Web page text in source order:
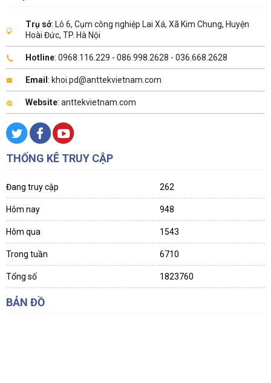
Trụ sở: Lô 6, Cụm công nghiệp Lai Xá, Xã Kim Chung, Huyện
Hoài Đức, TP. Hà Nội
Hotline: 0968.116.229 - 086.998.2628 - 036.668.2628
Email : khoi.pd@anttekvietnam.com
Website: anttekvietnam.com
THỐNG KÊ TRUY CẬP
Đang truy cập 262
Hôm nay 948
Hôm qua 1543
Trong tuần 6710
Tổng số 1823760
BẢN ĐỒ